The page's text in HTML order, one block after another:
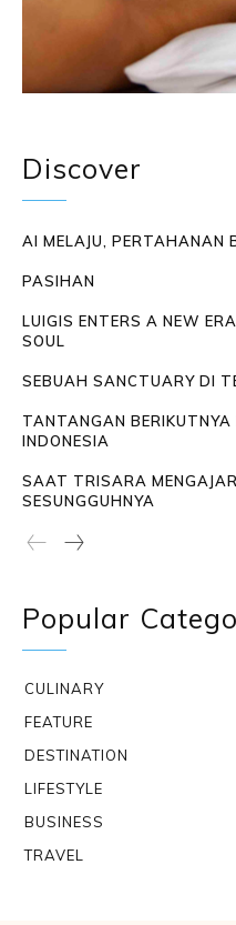
Discover
AI MELAJU, PERTAHANAN
PASIHAN
LUIGIS ENTERS A NEW
SOUL
SEBUAH SANCTUARY DI
TANTANGAN
INDONESIA
SAAT TRISARA
SESUNGGUHNYA
Popular
CULINARY
FEATURE
DESTINATION
LIFESTYLE
BUSINESS
TRAVEL